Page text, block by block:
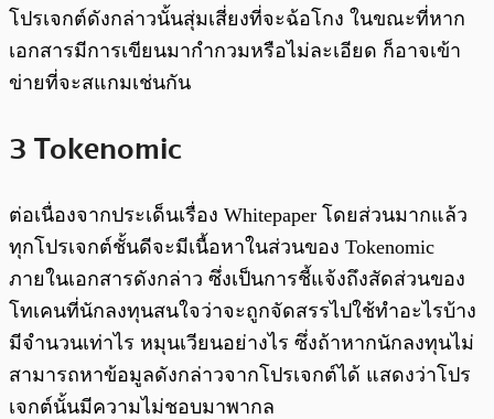
โปรเจกต์ดังกล่าวนั้นสุ่มเสี่ยงที่จะฉ้อโกง ในขณะที่หาก
เอกสารมีการเขียนมากำกวมหรือไม่ละเอียด ก็อาจเข้า
ข่ายที่จะสแกมเช่นกัน
3 Tokenomic
ต่อเนื่องจากประเด็นเรื่อง Whitepaper โดยส่วนมากแล้ว
ทุกโปรเจกต์ชั้นดีจะมีเนื้อหาในส่วนของ Tokenomic
ภายในเอกสารดังกล่าว ซึ่งเป็นการชี้แจ้งถึงสัดส่วนของ
โทเคนที่นักลงทุนสนใจว่าจะถูกจัดสรรไปใช้ทำอะไรบ้าง
มีจำนวนเท่าไร หมุนเวียนอย่างไร ซึ่งถ้าหากนักลงทุนไม่
สามารถหาข้อมูลดังกล่าวจากโปรเจกต์ได้ แสดงว่าโปร
เจกต์นั้นมีความไม่ชอบมาพากล